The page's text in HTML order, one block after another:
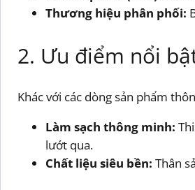
Thương hiệu phân phối:
2. Ưu điểm nổi
Khác với các dòng sản phẩm
Làm sạch thông minh:
lướt qua.
Chất liệu siêu bền: Thân